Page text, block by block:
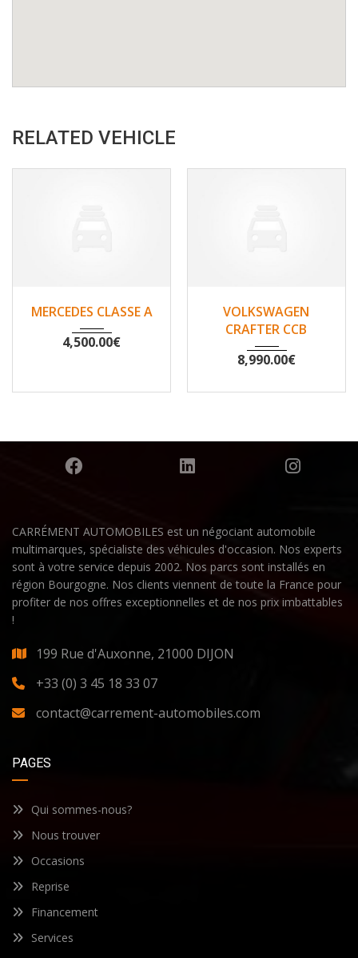
RELATED VEHICLE
148500
MERCEDES CLASSE A
4,500.00€
200530
VOLKSWAGEN
CRAFTER CCB
8,990.00€
CARRÉMENT AUTOMOBILES est un négociant automobile
multimarques, spécialiste des véhicules d'occasion. Nos experts
sont à votre service depuis 2002. Nos parcs sont installés en
région Bourgogne. Nos clients viennent de toute la France pour
profiter de nos offres exceptionnelles et de nos prix imbattables
!
199 Rue d'Auxonne, 21000 DIJON
+33 (0) 3 45 18 33 07
contact@carrement-automobiles.com
PAGES
Qui sommes-nous?
Nous trouver
Occasions
Reprise
Financement
Services